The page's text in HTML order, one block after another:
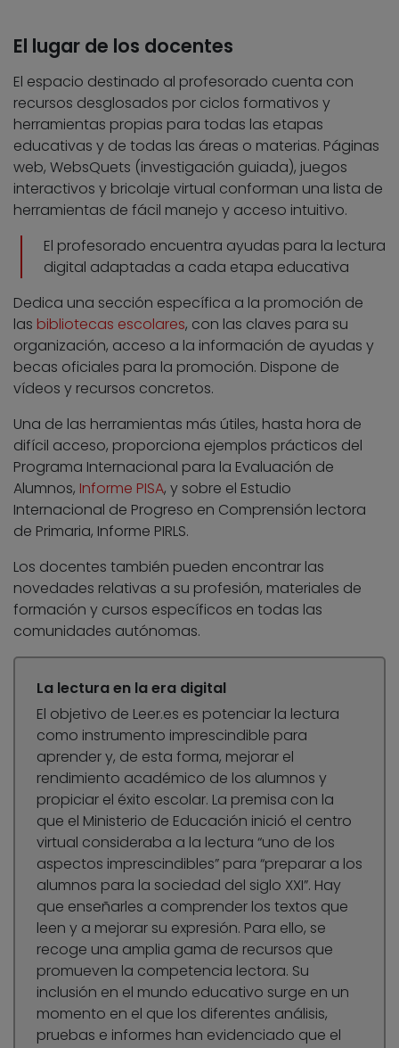
El lugar de los docentes
El espacio destinado al profesorado cuenta con
recursos desglosados por ciclos formativos y
herramientas propias para todas las etapas
educativas y de todas las áreas o materias. Páginas
web, WebsQuets (investigación guiada), juegos
interactivos y bricolaje virtual conforman una lista de
herramientas de fácil manejo y acceso intuitivo.
El profesorado encuentra ayudas para la lectura
digital adaptadas a cada etapa educativa
Dedica una sección específica a la promoción de
las bibliotecas escolares, con las claves para su
organización, acceso a la información de ayudas y
becas oficiales para la promoción. Dispone de
vídeos y recursos concretos.
Una de las herramientas más útiles, hasta hora de
difícil acceso, proporciona ejemplos prácticos del
Programa Internacional para la Evaluación de
Alumnos, Informe PISA, y sobre el Estudio
Internacional de Progreso en Comprensión lectora
de Primaria, Informe PIRLS.
Los docentes también pueden encontrar las
novedades relativas a su profesión, materiales de
formación y cursos específicos en todas las
comunidades autónomas.
La lectura en la era digital
El objetivo de Leer.es es potenciar la lectura
como instrumento imprescindible para
aprender y, de esta forma, mejorar el
rendimiento académico de los alumnos y
propiciar el éxito escolar. La premisa con la
que el Ministerio de Educación inició el centro
virtual consideraba a la lectura “uno de los
aspectos imprescindibles” para “preparar a los
alumnos para la sociedad del siglo XXI”. Hay
que enseñarles a comprender los textos que
leen y a mejorar su expresión. Para ello, se
recoge una amplia gama de recursos que
promueven la competencia lectora. Su
inclusión en el mundo educativo surge en un
momento en el que los diferentes análisis,
pruebas e informes han evidenciado que el